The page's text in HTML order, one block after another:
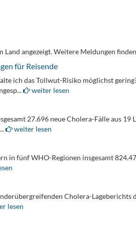
angezeigt. Weitere Meldungen
für Reisende
ich das Tollwut-Risiko möglichst
weiter lesen
27.696 neue Cholera-Fälle aus 19
weiter lesen
in fünf WHO-Regionen insgesamt
Cholera-Lageberichts
lesen